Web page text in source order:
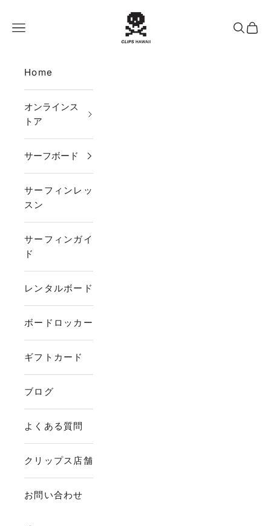
CLIPS HAWAII
メニュー
検索カー
Home
オンラインス
トア
サーフボード
サーフィンレッ
スン
サーフィンガイ
ド
レンタルボード
ボードロッカー
ギフトカード
ブログ
よくある質問
クリップス店舗
お問い合わせ